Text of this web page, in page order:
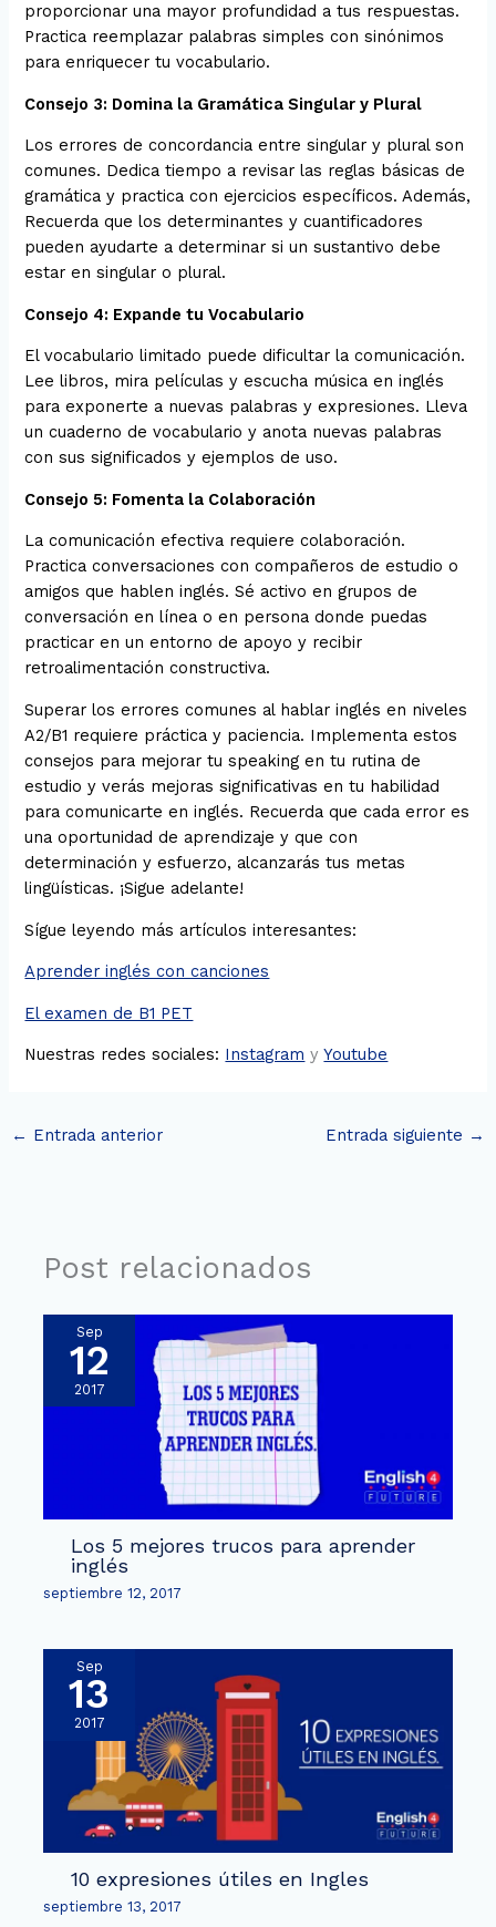
proporcionar una mayor profundidad a tus respuestas.
Practica reemplazar palabras simples con sinónimos
para enriquecer tu vocabulario.
Consejo 3: Domina la Gramática Singular y Plural
Los errores de concordancia entre singular y plural son
comunes. Dedica tiempo a revisar las reglas básicas de
gramática y practica con ejercicios específicos. Además,
Recuerda que los determinantes y cuantificadores
pueden ayudarte a determinar si un sustantivo debe
estar en singular o plural.
Consejo 4: Expande tu Vocabulario
El vocabulario limitado puede dificultar la comunicación.
Lee libros, mira películas y escucha música en inglés
para exponerte a nuevas palabras y expresiones. Lleva
un cuaderno de vocabulario y anota nuevas palabras
con sus significados y ejemplos de uso.
Consejo 5: Fomenta la Colaboración
La comunicación efectiva requiere colaboración.
Practica conversaciones con compañeros de estudio o
amigos que hablen inglés. Sé activo en grupos de
conversación en línea o en persona donde puedas
practicar en un entorno de apoyo y recibir
retroalimentación constructiva.
Superar los errores comunes al hablar inglés en niveles
A2/B1 requiere práctica y paciencia. Implementa estos
consejos para mejorar tu speaking en tu rutina de
estudio y verás mejoras significativas en tu habilidad
para comunicarte en inglés. Recuerda que cada error es
una oportunidad de aprendizaje y que con
determinación y esfuerzo, alcanzarás tus metas
lingüísticas. ¡Sigue adelante!
Sígue leyendo más artículos interesantes:
Aprender inglés con canciones
El examen de B1 PET
Nuestras redes sociales: Instagram yYoutube
← Entrada anterior Entrada siguiente →
Post relacionados
Sep
12
2017
Los 5 mejores trucos para aprender
inglés
septiembre 12, 2017
Sep
13
2017
10 expresiones útiles en Ingles
septiembre 13, 2017